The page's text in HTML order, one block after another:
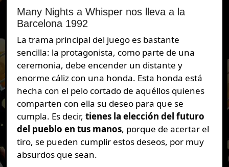
Many Nights a Whisper nos lleva a la
Barcelona 1992
La trama principal del juego es bastante
sencilla: la protagonista, como parte de una
ceremonia, debe encender un distante y
enorme cáliz con una honda. Esta honda está
hecha con el pelo cortado de aquéllos quienes
comparten con ella su deseo para que se
cumpla. Es decir, tienes la elección del futuro
del pueblo en tus manos, porque de acertar el
tiro, se pueden cumplir estos deseos, por muy
absurdos que sean.